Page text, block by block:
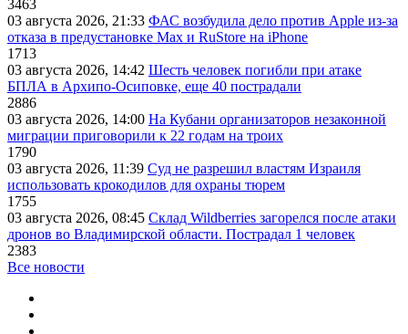
3463
03 августа 2026, 21:33 ФАС возбудила дело против Apple из-за
отказа в предустановке Max и RuStore на iPhone
1713
03 августа 2026, 14:42 Шесть человек погибли при атаке
БПЛА в Архипо-Осиповке, еще 40 пострадали
2886
03 августа 2026, 14:00 На Кубани организаторов незаконной
миграции приговорили к 22 годам на троих
1790
03 августа 2026, 11:39 Суд не разрешил властям Израиля
использовать крокодилов для охраны тюрем
1755
03 августа 2026, 08:45 Склад Wildberries загорелся после атаки
дронов во Владимирской области. Пострадал 1 человек
2383
Все новости